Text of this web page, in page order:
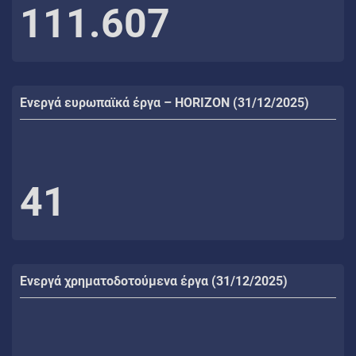
111.607
Ενεργά ευρωπαϊκά έργα – HORIZON (31/12/2025)
41
Ενεργά χρηματοδοτούμενα έργα (31/12/2025)